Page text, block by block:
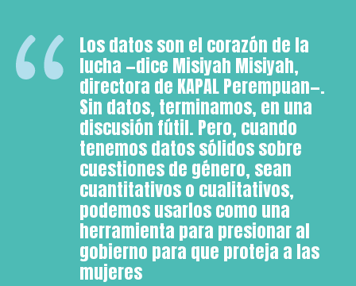
Los datos son el corazón de la
lucha —dice Misiyah Misiyah,
directora de KAPAL Perempuan—.
Sin datos, terminamos, en una
discusión fútil. Pero, cuando
tenemos datos sólidos sobre
cuestiones de género, sean
cuantitativos o cualitativos,
podemos usarlos como una
herramienta para presionar al
gobierno para que proteja a las
mujeres